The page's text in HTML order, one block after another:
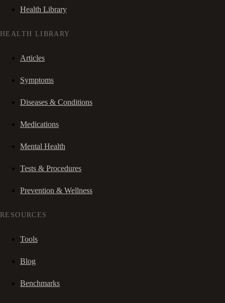
Health Library
HEALTH LIBRARY
Articles
Symptoms
Diseases & Conditions
Medications
Mental Health
Tests & Procedures
Prevention & Wellness
RESOURCES
Tools
Blog
Benchmarks